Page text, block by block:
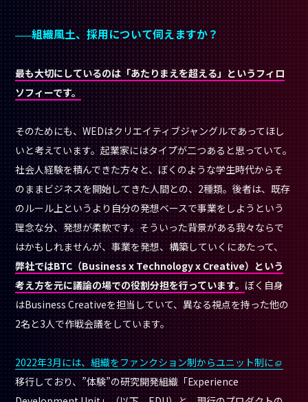
組織風土、採用について伺えますか？
最も大切にしているのは「あたりまえを超える」というフィロ
ソフィーです。
そのためにも、WEDはクリエイティブジャングルであってほし
いと考えています。起業家にはタイプが二つあると思っていて。
社会人経験を積んできた方々と、ぼくのような学生時代からそ
のままビジネスを開始してきた人間との、2種類。後者は、既存
のルール上というより自分の発想ベースで事業をしようという
理念な分、発想が柔軟です。そういった背景がある我々ならで
はかもしれませんが、事業を発想、構築していくにあたって、
弊社ではBTC（Business x Technology x Creative）という
考え方を元に議論の場での役割分担を行っています。 ぼく自身
はBusiness Creativeを担当していて、異なる視点を持った他の
2名と3人で作戦会議をしています。
2022年3月には、組織をファンクション制からユニット制に
移行しており、”体験”の研究開発組織「Experience